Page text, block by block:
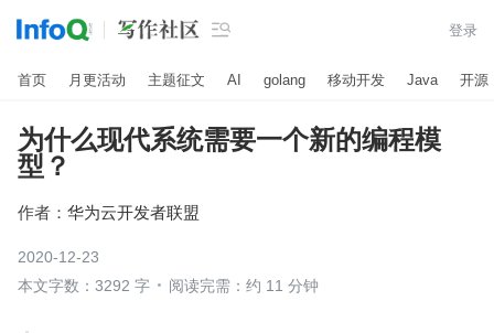
 登录
首页 月更活动 主题征文 AI golang 移动开发 Java 开源
为什么现代系统需要一个新的编程模
型？
作者： 华为云开发者联盟
2020-12-23
本文字数：3292 字
阅读完需：约 11 分钟